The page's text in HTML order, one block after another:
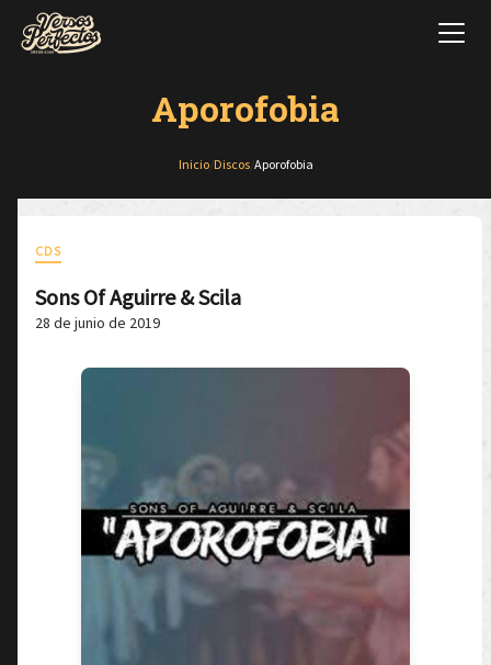
Aporofobia
Inicio/ Discos/ Aporofobia
CDS
Sons Of Aguirre & Scila
28 de junio de 2019